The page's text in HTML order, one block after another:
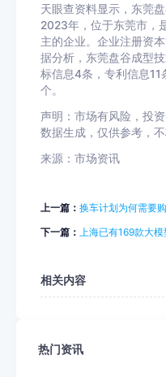
天眼查资料显示，东莞
2023年，位于东莞市，
主的企业。企业注册资
据分析，东莞盘谷成型
标信息4条，专利信息
个。
声明：市场有风险，投
数据生成，仅供参考，不
来源：市场资讯
上一篇： 换车计划为何需要
下一篇： 上海已有169款大
相关内容
热门资讯